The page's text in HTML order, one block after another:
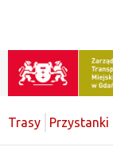
Trasy Przystanki